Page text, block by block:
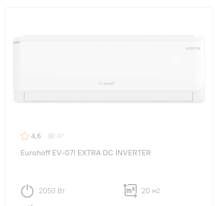
4,6 47
Eurohoff EV-07I EXTRA DC INVERTER
2050 Вт 20 м2